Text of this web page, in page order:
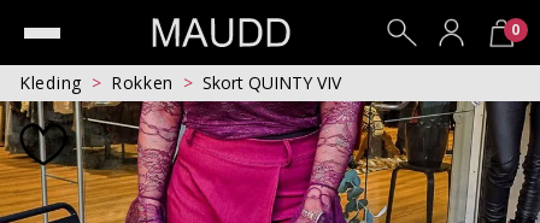
0
Kleding Rokken Skort QUINTY VIV